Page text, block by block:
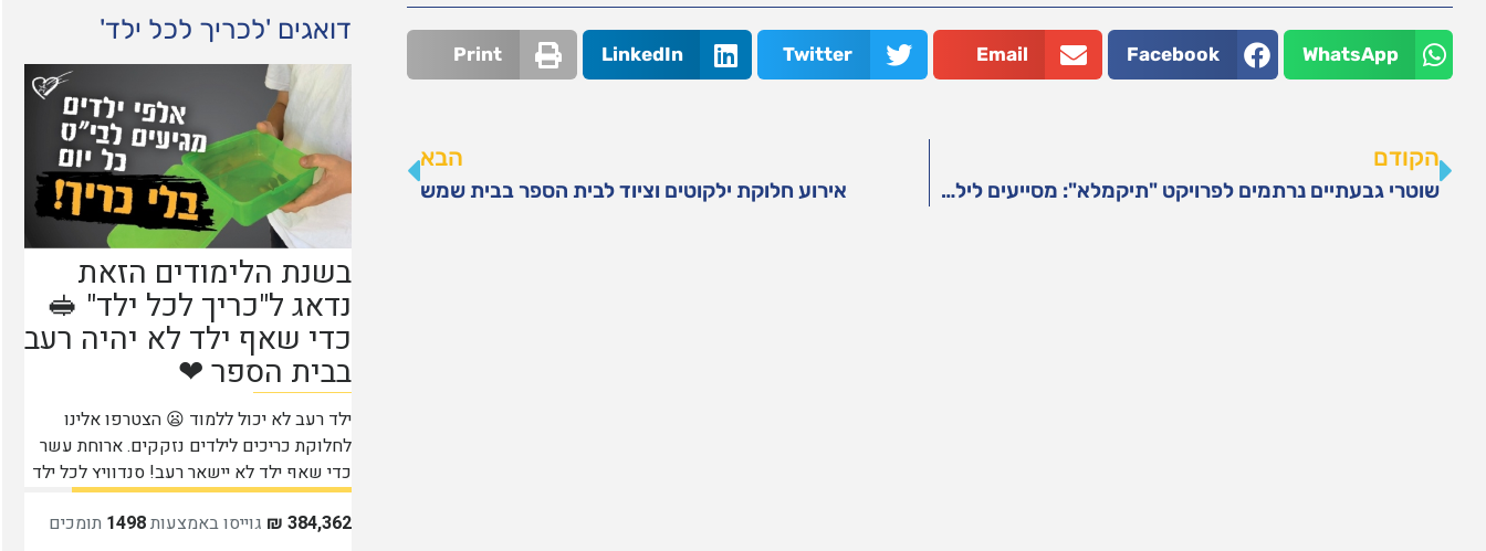
WhatsApp
Facebook
Email
Twitter
LinkedIn
Print
הקודם
שוטרי גבעתיים נרתמים לפרויקט "תיקמלא": מסייעים לילדים מעוטי יכולת לקראת שנת הלימודים
הבא
אירוע חלוקת ילקוטים וציוד לבית הספר בבית שמש
דואגים 'לכריך לכל ילד'